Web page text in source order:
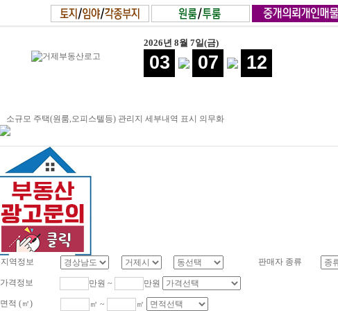
2026년 8월 7일(금)
03 07 12
소규모 주택(원룸,오피스텔등) 관리지 세부내역 표시 의무화
지역정보 판매자 종류
가격정보 만원 ~ 만원
면적 (㎡) ㎡ ~ ㎡